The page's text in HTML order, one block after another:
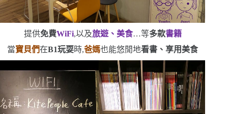
提供免費WiFi,以及旅遊、美食…等多款書籍
當寶貝們在B1玩耍時,爸媽也能悠閒地看書、享用美食